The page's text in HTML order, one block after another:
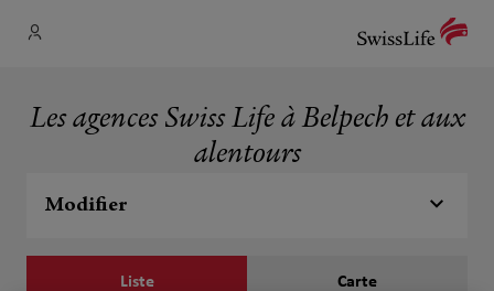
Les agences Swiss Life à Belpech et aux
alentours
Modifier
Liste Carte